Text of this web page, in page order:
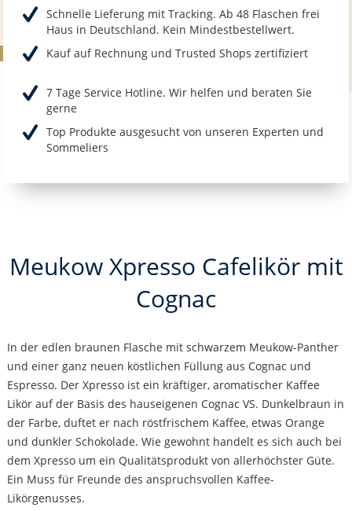
Schnelle Lieferung mit Tracking. Ab 48 Flaschen frei
Haus in Deutschland. Kein Mindestbestellwert.
Kauf auf Rechnung und Trusted Shops zertifiziert
7 Tage Service Hotline. Wir helfen und beraten Sie
gerne
Top Produkte ausgesucht von unseren Experten und
Sommeliers
Meukow Xpresso Cafelikör mit
Cognac
In der edlen braunen Flasche mit schwarzem Meukow-Panther
und einer ganz neuen köstlichen Füllung aus Cognac und
Espresso. Der Xpresso ist ein kräftiger, aromatischer Kaffee
Likör auf der Basis des hauseigenen Cognac VS. Dunkelbraun in
der Farbe, duftet er nach röstfrischem Kaffee, etwas Orange
und dunkler Schokolade. Wie gewohnt handelt es sich auch bei
dem Xpresso um ein Qualitätsprodukt von allerhöchster Güte.
Ein Muss für Freunde des anspruchsvollen Kaffee-
Likörgenusses.